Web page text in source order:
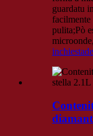
guardatu
facilmente
pulita;Pò
inchiesta